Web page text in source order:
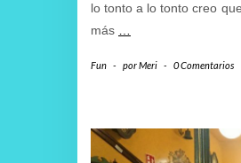
lo tonto a lo tonto creo
más …
Fun - porMeri - 0 Comentarios